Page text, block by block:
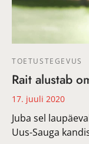
TOETUSTEGEVUS
Rait alustab
17. juuli 2020
Juba sel
Uus-Sauga